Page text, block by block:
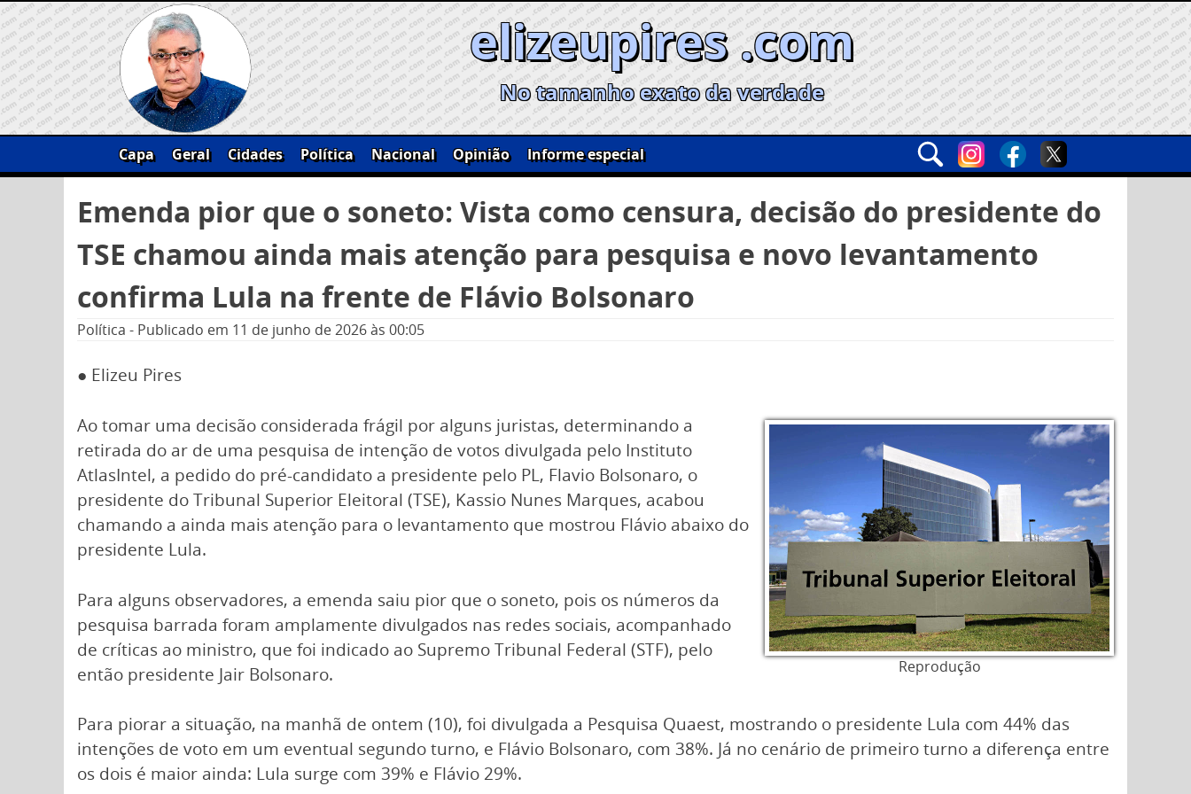
Skip
to
content
elizeupires .com
No tamanho exato da verdade
Capa Geral Cidades Política Nacional Opinião
Informe especial
por:
Emenda pior que o soneto: Vista como censura, decisão do presidente do
TSE chamou ainda mais atenção para pesquisa e novo levantamento
confirma Lula na frente de Flávio Bolsonaro
Política - Publicado em 11 de junho de 2026às 00:05
● Elizeu Pires
Reprodução
Ao tomar uma decisão considerada frágil por alguns juristas, determinando a
retirada do ar de uma pesquisa de intenção de votos divulgada pelo Instituto
AtlasIntel, a pedido do pré-candidato a presidente pelo PL, Flavio Bolsonaro, o
presidente do Tribunal Superior Eleitoral (TSE), Kassio Nunes Marques, acabou
chamando a ainda mais atenção para o levantamento que mostrou Flávio abaixo do
presidente Lula.
Para alguns observadores, a emenda saiu pior que o soneto, pois os números da
pesquisa barrada foram amplamente divulgados nas redes sociais, acompanhado
de críticas ao ministro, que foi indicado ao Supremo Tribunal Federal (STF), pelo
então presidente Jair Bolsonaro.
Para piorar a situação, na manhã de ontem (10), foi divulgada a Pesquisa Quaest, mostrando o presidente Lula com 44% das
intenções de voto em um eventual segundo turno, e Flávio Bolsonaro, com 38%. Já no cenário de primeiro turno a diferença entre
os dois é maior ainda: Lula surge com 39% e Flávio 29%.